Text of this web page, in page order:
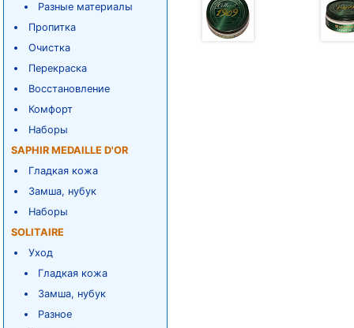
Разные материалы
Пропитка
Очистка
Перекраска
Восстановление
Комфорт
Наборы
SAPHIR MEDAILLE D'OR
Гладкая кожа
Замша, нубук
Наборы
SOLITAIRE
Уход
Гладкая кожа
Замша, нубук
Разное